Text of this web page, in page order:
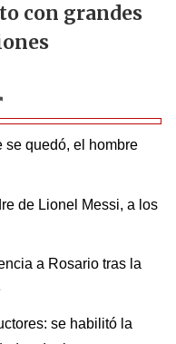
con grandes
se quedó, el hombre
de Lionel Messi, a los
a Rosario tras la
se habilitó la